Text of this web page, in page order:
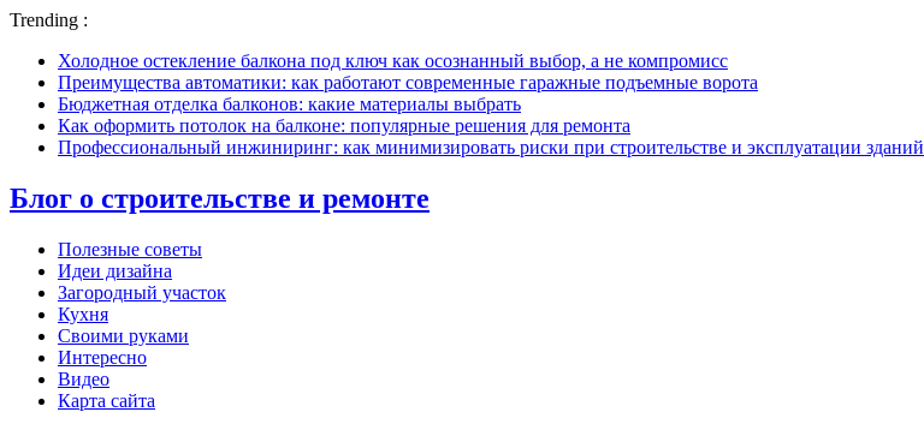
Trending :
Холодное остекление балкона под ключ как осознанный выбор, а не компромисс
Преимущества автоматики: как работают современные гаражные подъемные ворота
Бюджетная отделка балконов: какие материалы выбрать
Как оформить потолок на балконе: популярные решения для ремонта
Профессиональный инжиниринг: как минимизировать риски при строительстве и эксплуатации зданий
Блог о строительстве и ремонте
Полезные советы
Идеи дизайна
Загородный участок
Кухня
Своими руками
Интересно
Видео
Карта сайта